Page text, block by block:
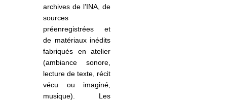
archives de l’INA, de
sources
préenregistrées et
de matériaux inédits
fabriqués en atelier
(ambiance sonore,
lecture de texte, récit
vécu ou imaginé,
musique). Les